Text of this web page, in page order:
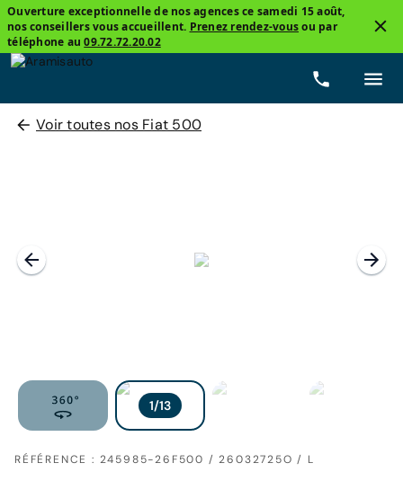
Ouverture exceptionnelle de nos agences ce samedi 15 août,
nos conseillers vous accueillent. Prenez rendez-vousou par
téléphone au09.72.72.20.02
Voir toutes nos Fiat 500
RÉFÉRENCE : 245985-26F500 / 26032725O / L